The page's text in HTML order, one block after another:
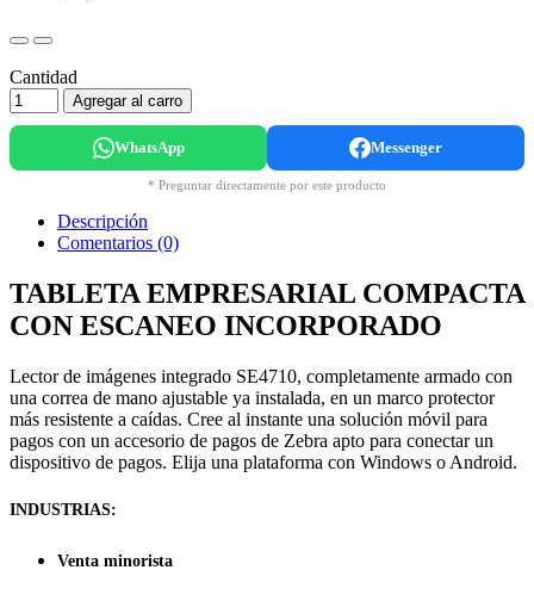
Cantidad
Agregar al carro
WhatsApp Messenger
* Preguntar directamente por este producto
Descripción
Comentarios (0)
TABLETA EMPRESARIAL COMPACTA
CON ESCANEO INCORPORADO
Lector de imágenes integrado SE4710, completamente armado con
una correa de mano ajustable ya instalada, en un marco protector
más resistente a caídas. Cree al instante una solución móvil para
pagos con un accesorio de pagos de Zebra apto para conectar un
dispositivo de pagos. Elija una plataforma con Windows o Android.
INDUSTRIAS:
Venta minorista